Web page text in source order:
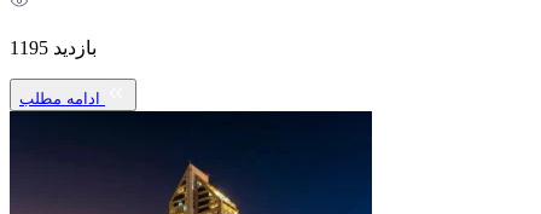
بازدید 1195
ادامه مطلب